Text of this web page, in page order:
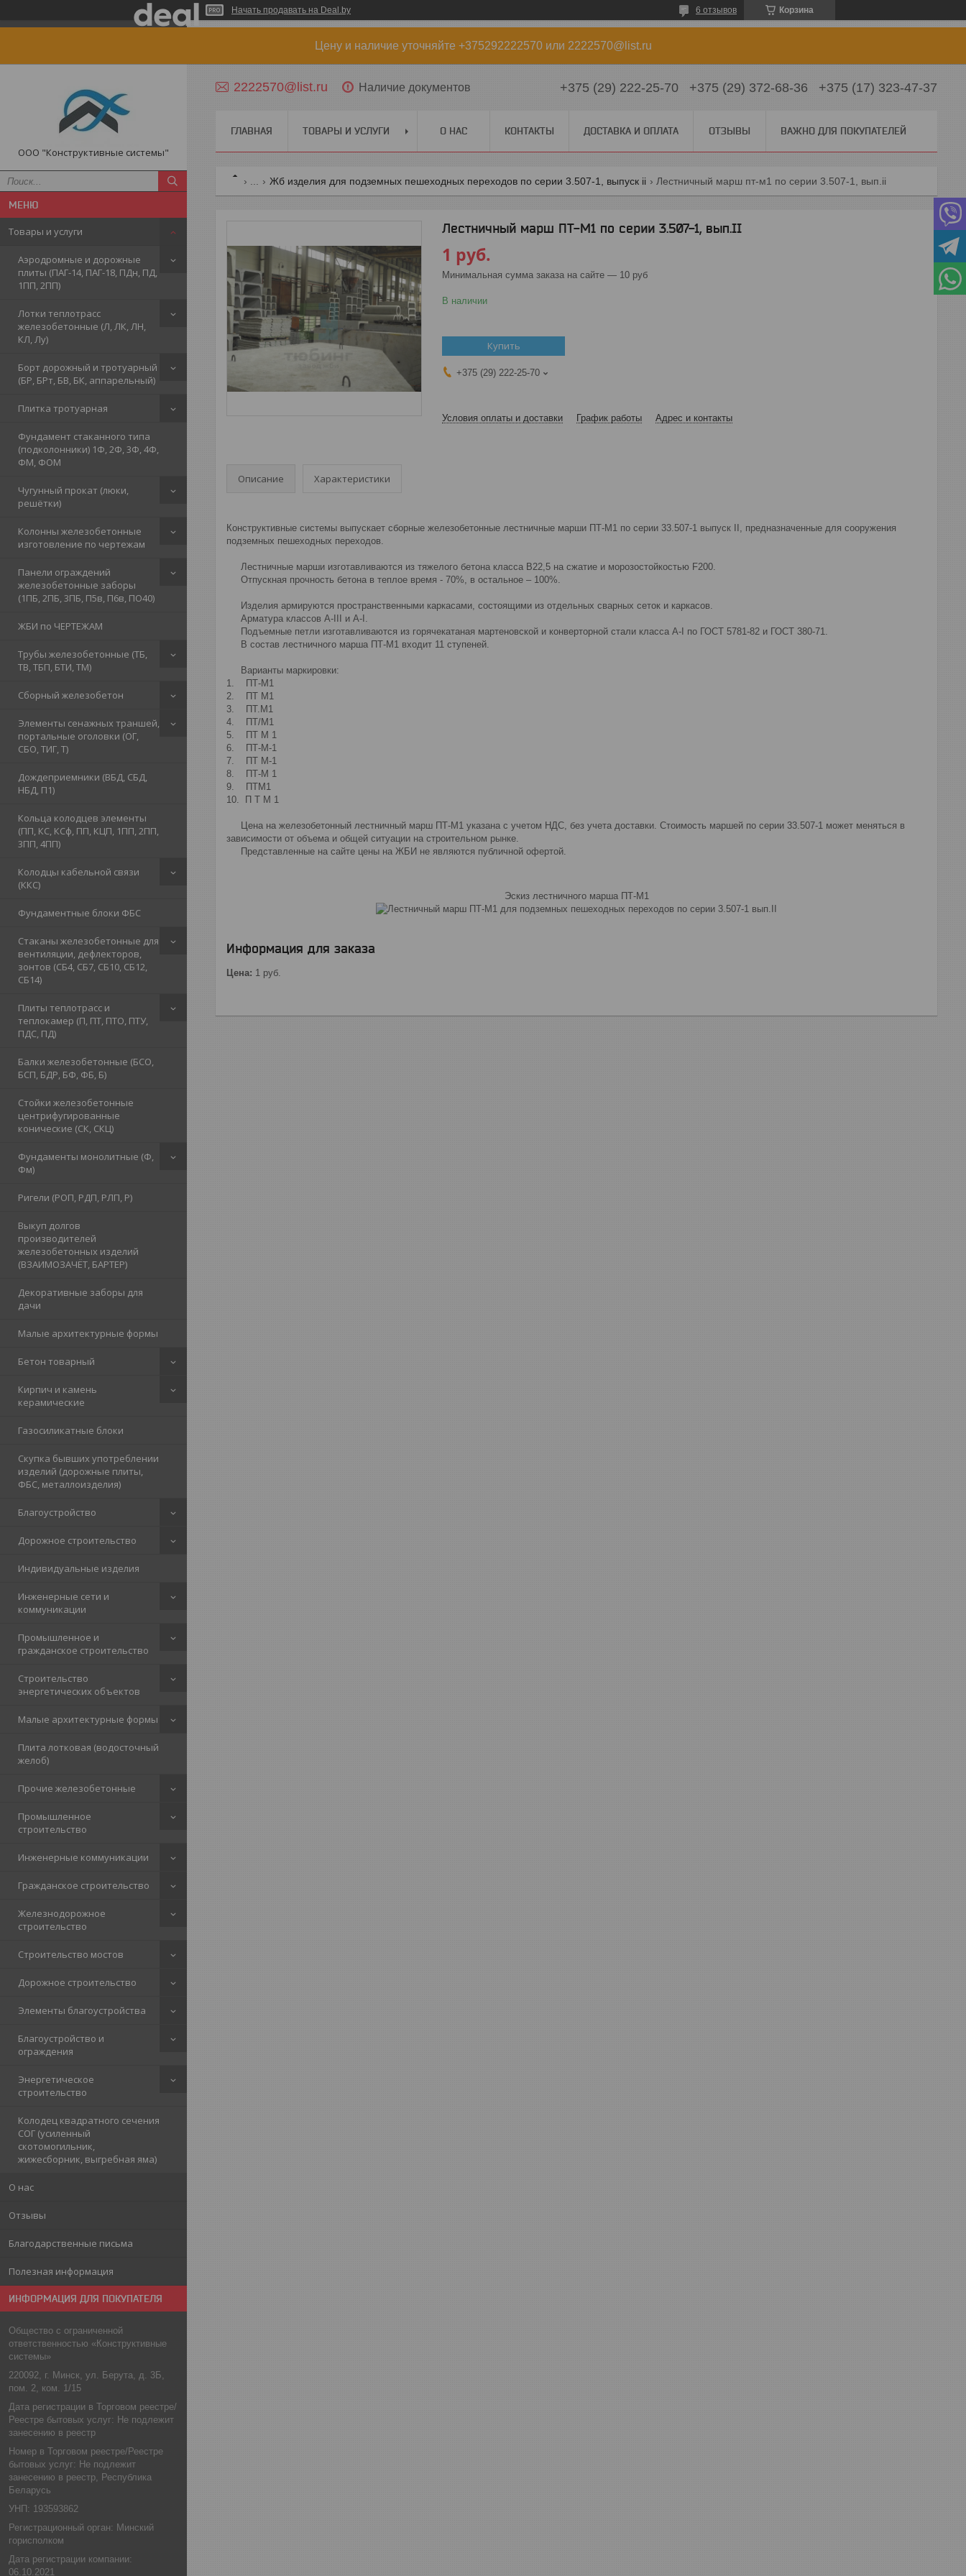
Начать продавать на Deal.by Корзина
6 отзывов
Цену и наличие уточняйте +375292222570 или 2222570@list.ru
ООО "Конструктивные системы"
Товары и услуги
Аэродромные и дорожные
плиты (ПАГ-14, ПАГ-18, ПДн, ПД,
1ПП, 2ПП)
Лотки теплотрасс
железобетонные (Л, ЛК, ЛН,
КЛ, Лу)
Борт дорожный и тротуарный
(БР, БРт, БВ, БК, аппарельный)
Плитка тротуарная
Фундамент стаканного типа
(подколонники) 1Ф, 2Ф, 3Ф, 4Ф,
ФМ, ФОМ
Чугунный прокат (люки,
решётки)
Колонны железобетонные
изготовление по чертежам
Панели ограждений
железобетонные заборы
(1ПБ, 2ПБ, 3ПБ, П5в, П6в, ПО40)
ЖБИ по ЧЕРТЕЖАМ
Трубы железобетонные (ТБ,
ТВ, ТБП, БТИ, ТМ)
Сборный железобетон
Элементы сенажных траншей,
портальные оголовки (ОГ,
СБО, ТИГ, Т)
Дождеприемники (ВБД, СБД,
НБД, П1)
Кольца колодцев элементы
(ПП, КС, КСф, ПП, КЦП, 1ПП, 2ПП,
3ПП, 4ПП)
Колодцы кабельной связи
(ККС)
Фундаментные блоки ФБС
Стаканы железобетонные для
вентиляции, дефлекторов,
зонтов (СБ4, СБ7, СБ10, СБ12,
СБ14)
Плиты теплотрасс и
теплокамер (П, ПТ, ПТО, ПТУ,
ПДС, ПД)
Балки железобетонные (БСО,
БСП, БДР, БФ, ФБ, Б)
Стойки железобетонные
центрифугированные
конические (СК, СКЦ)
Фундаменты монолитные (Ф,
Фм)
Ригели (РОП, РДП, РЛП, Р)
Выкуп долгов
производителей
железобетонных изделий
(ВЗАИМОЗАЧЁТ, БАРТЕР)
Декоративные заборы для
дачи
Малые архитектурные формы
Бетон товарный
Кирпич и камень
керамические
Газосиликатные блоки
Скупка бывших употреблении
изделий (дорожные плиты,
ФБС, металлоизделия)
Благоустройство
Дорожное строительство
Индивидуальные изделия
Инженерные сети и
коммуникации
Промышленное и
гражданское строительство
Строительство
энергетических объектов
Малые архитектурные формы
Плита лотковая (водосточный
желоб)
Прочие железобетонные
Промышленное
строительство
Инженерные коммуникации
Гражданское строительство
Железнодорожное
строительство
Строительство мостов
Дорожное строительство
Элементы благоустройства
Благоустройство и
ограждения
Энергетическое
строительство
Колодец квадратного сечения
СОГ (усиленный
скотомогильник,
жижесборник, выгребная яма)
О нас
Отзывы
Благодарственные письма
Полезная информация
ИНФОРМАЦИЯ ДЛЯ ПОКУПАТЕЛЯ
Общество с ограниченной
ответственностью «Конструктивные
системы»
220092, г. Минск, ул. Берута, д. 3Б,
пом. 2, ком. 1/15
Дата регистрации в Торговом реестре/
Реестре бытовых услуг: Не подлежит
занесению в реестр
Номер в Торговом реестре/Реестре
бытовых услуг: Не подлежит
занесению в реестр, Республика
Беларусь
УНП: 193593862
Регистрационный орган: Минский
горисполком
Дата регистрации компании:
06.10.2021
2222570@list.ru Наличие документов +375 (29) 222-25-70 +375 (29) 372-68-36 +375 (17) 323-47-37
ГЛАВНАЯ ТОВАРЫ И УСЛУГИ О НАС КОНТАКТЫ ДОСТАВКА И ОПЛАТА ОТЗЫВЫ ВАЖНО ДЛЯ ПОКУПАТЕЛЕЙ
Жб изделия для подземных пешеходных переходов по серии 3.507-1, выпуск ii Лестничный марш пт-м1 по серии 3.507-1, вып.ii
Лестничный марш ПТ-М1 по серии 3.507-1, вып.II
1 руб.
Минимальная сумма заказа на сайте — 10 руб
В наличии
Купить
+375 (29) 222-25-70
Условия оплаты и доставки График работы Адрес и контакты
Описание Характеристики
Конструктивные системы выпускает сборные железобетонные лестничные марши ПТ-М1 по серии 33.507-1 выпуск II, предназначенные для сооружения
подземных пешеходных переходов.
Лестничные марши изготавливаются из тяжелого бетона класса В22,5 на сжатие и морозостойкостью F200.
Отпускная прочность бетона в теплое время - 70%, в остальное – 100%.
Изделия армируются пространственными каркасами, состоящими из отдельных сварных сеток и каркасов.
Арматура классов A-III и A-I.
Подъемные петли изготавливаются из горячекатаная мартеновской и конверторной стали класса А-I по ГОСТ 5781-82 и ГОСТ 380-71.
В состав лестничного марша ПТ-М1 входит 11 ступеней.
Варианты маркировки:
1. ПТ-М1
2. ПТ М1
3. ПТ.М1
4. ПТ/М1
5. ПТ М 1
6. ПТ-М-1
7. ПТ М-1
8. ПТ-М 1
9. ПТМ1
10. П Т М 1
Цена на железобетонный лестничный марш ПТ-М1 указана с учетом НДС, без учета доставки. Стоимость маршей по серии 33.507-1 может меняться в
зависимости от объема и общей ситуации на строительном рынке.
Представленные на сайте цены на ЖБИ не являются публичной офертой.
Эскиз лестничного марша ПТ-М1
Информация для заказа
Цена: 1 руб.